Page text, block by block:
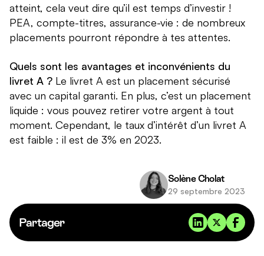
Partager
atteint, cela veut dire qu’il est temps d’investir !
PEA, compte-titres, assurance-vie : de nombreux
placements pourront répondre à tes attentes.
Quels sont les avantages et inconvénients du
livret A ? Le livret A est un placement sécurisé
avec un capital garanti. En plus, c’est un placement
liquide : vous pouvez retirer votre argent à tout
moment. Cependant, le taux d’intérêt d’un livret A
est faible : il est de 3% en 2023.
Solène Cholat
29 septembre 2023